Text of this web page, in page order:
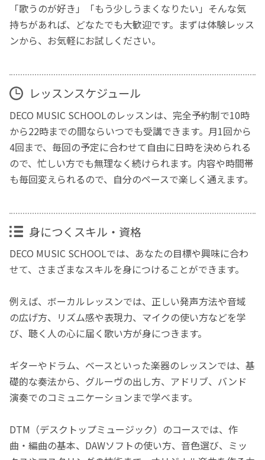
「歌うのが好き」「もう少しうまくなりたい」そんな気
持ちがあれば、どなたでも大歓迎です。まずは体験レッス
ンから、お気軽にお試しください。
レッスンスケジュール
DECO MUSIC SCHOOLのレッスンは、完全予約制で10時
から22時までの間ならいつでも受講できます。月1回から
4回まで、毎回の予定に合わせて自由に日時を決められる
ので、忙しい方でも無理なく続けられます。内容や時間帯
も毎回変えられるので、自分のペースで楽しく通えます。
身につくスキル・資格
DECO MUSIC SCHOOLでは、あなたの目標や興味に合わ
せて、さまざまなスキルを身につけることができます。
例えば、ボーカルレッスンでは、正しい発声方法や音域
の広げ方、リズム感や表現力、マイクの使い方などを学
び、聴く人の心に届く歌い方が身につきます。
ギターやドラム、ベースといった楽器のレッスンでは、基
礎的な奏法から、グルーヴの出し方、アドリブ、バンド
演奏でのコミュニケーションまで学べます。
DTM（デスクトップミュージック）のコースでは、作
曲・編曲の基本、DAWソフトの使い方、音色選び、ミッ